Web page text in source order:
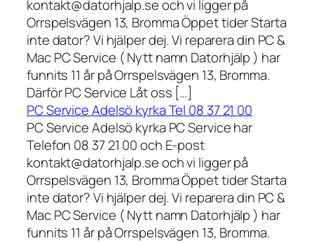
kontakt@datorhjalp.se och vi ligger på
Orrspelsvägen 13, Bromma Öppet tider Starta
inte dator? Vi hjälper dej. Vi reparera din PC &
Mac PC Service ( Nytt namn Datorhjälp ) har
funnits 11 år på Orrspelsvägen 13, Bromma.
Därför PC Service Låt oss […]
PC Service Adelsö kyrka Tel 08 37 21 00
PC Service Adelsö kyrka PC Service har
Telefon 08 37 21 00 och E-post
kontakt@datorhjalp.se och vi ligger på
Orrspelsvägen 13, Bromma Öppet tider Starta
inte dator? Vi hjälper dej. Vi reparera din PC &
Mac PC Service ( Nytt namn Datorhjälp ) har
funnits 11 år på Orrspelsvägen 13, Bromma.